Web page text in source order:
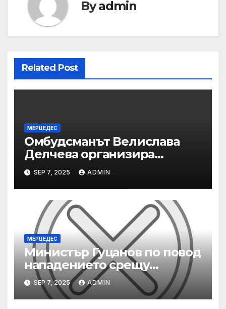
Byadmin
Related Post
МЕРЦЕДЕС
Омбудсманът Велислава
Делчева организира
изслушване на
номинираните кандидати
за заместник-омбудсман
SEP 7, 2025 ADMIN
МЕРЦЕДЕС
Министър Гуцанов по повод
нападението срещу
инспектори по труда:
Заставам зад всеки свой
служител, който работи
SEP 7, 2025 ADMIN